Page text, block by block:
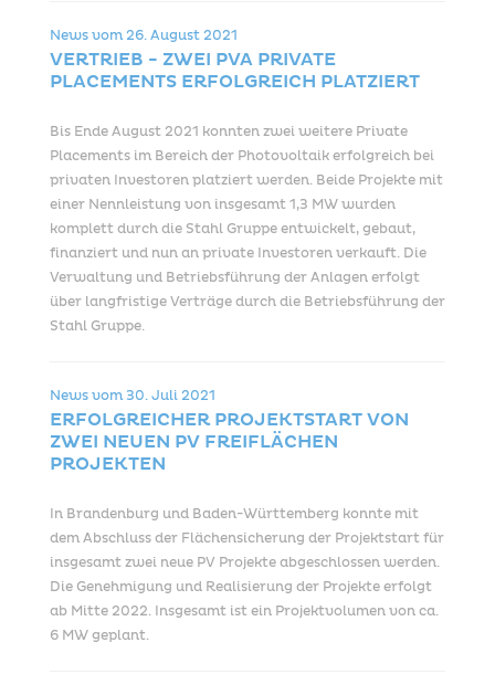
News vom26. August 2021
VERTRIEB - ZWEI PVA PRIVATE
PLACEMENTS ERFOLGREICH PLATZIERT
Bis Ende August 2021 konnten zwei weitere Private
Placements im Bereich der Photovoltaik erfolgreich bei
privaten Investoren platziert werden. Beide Projekte mit
einer Nennleistung von insgesamt 1,3 MW wurden
komplett durch die Stahl Gruppe entwickelt, gebaut,
finanziert und nun an private Investoren verkauft. Die
Verwaltung und Betriebsführung der Anlagen erfolgt
über langfristige Verträge durch die Betriebsführung der
Stahl Gruppe.
News vom 30. Juli 2021
ERFOLGREICHER PROJEKTSTART VON
ZWEI NEUEN PV FREIFLÄCHEN
PROJEKTEN
In Brandenburg und Baden-Württemberg konnte mit
dem Abschluss der Flächensicherung der Projektstart für
insgesamt zwei neue PV Projekte abgeschlossen werden.
Die Genehmigung und Realisierung der Projekte erfolgt
ab Mitte 2022. Insgesamt ist ein Projektvolumen von ca.
6 MW geplant.